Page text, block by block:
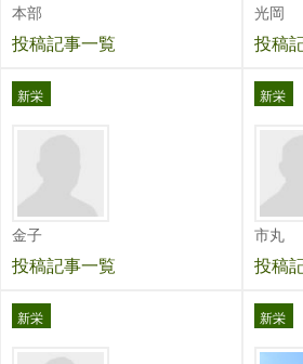
本部
投稿記事一覧
光岡
投稿
新栄
金子
投稿記事一覧
新栄
市丸
投稿
新栄 新栄